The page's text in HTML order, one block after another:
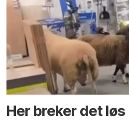
Her breker det